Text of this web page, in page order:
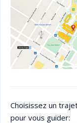
Choisissez un
pour vous guider: